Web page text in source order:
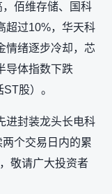
佰维存储、国科
超过10%，华天科
情绪逐步冷却，芯
导体指数下跌
股）。
进封装龙头长电科
个交易日内的累
敬请广大投资者